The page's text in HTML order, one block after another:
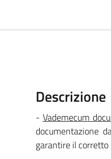
Descrizione
- Vademecum
documentazione
garantire il